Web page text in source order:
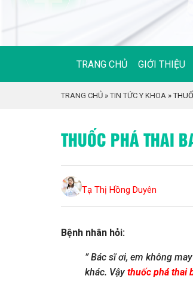
TRANG CHỦ GIỚI THIỆU
TRANG CHỦ »TIN TỨC Y KHOA »
THUỐC PHÁ THAI
Tạ Thị Hồng Duyên
Bệnh nhân hỏi:
” Bác sĩ ơi, em không
khác. Vậy thuốc phá thai